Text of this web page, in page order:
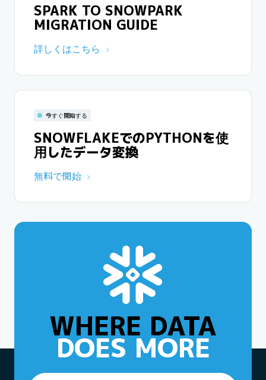
SPARK TO SNOWPARK
MIGRATION GUIDE
詳しくはこちら
今すぐ開始する
SNOWFLAKEでのPYTHONを使
用したデータ変換
無料で開始
WHERE DATA
DOES MORE